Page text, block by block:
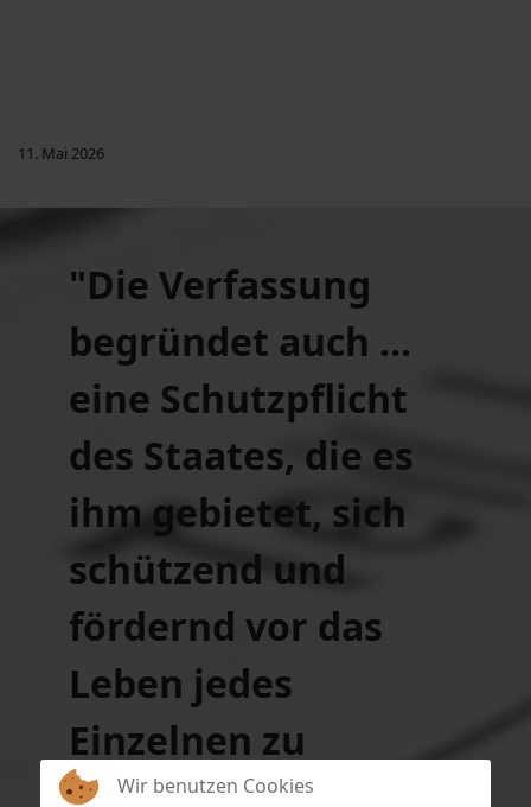
11. Mai 2026
"Die Verfassung
begründet auch ...
eine Schutzpflicht
des Staates, die es
ihm gebietet, sich
schützend und
fördernd vor das
Leben jedes
Einzelnen zu
Wir benutzen Cookies